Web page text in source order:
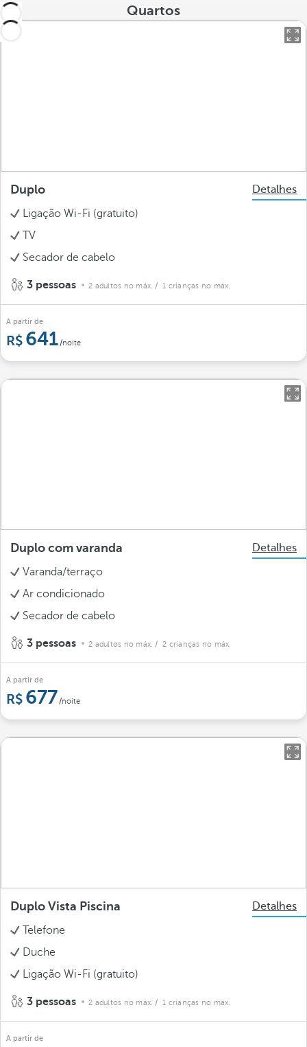
Quartos
Duplo
Detalhes
Ligação Wi-Fi (gratuito)
TV
Secador de cabelo
3 pessoas 2 adultos no máx. / 1 crianças no máx.
A partir de
641/noite
Duplo com varanda
Detalhes
Varanda/terraço
Ar condicionado
Secador de cabelo
3 pessoas 2 adultos no máx. / 2 crianças no máx.
A partir de
677/noite
Duplo Vista Piscina
Detalhes
Telefone
Duche
Ligação Wi-Fi (gratuito)
3 pessoas 2 adultos no máx. / 1 crianças no máx.
A partir de